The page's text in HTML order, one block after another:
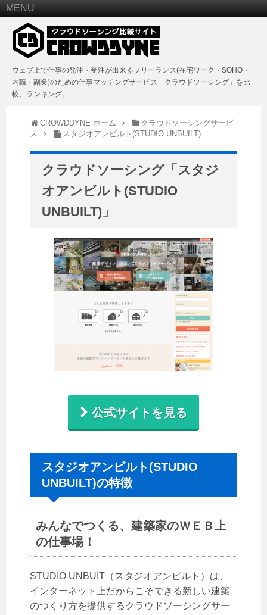
MENU
ウェブ上で仕事の発注・受注が出来るフリーランス(在宅ワーク・SOHO・
内職・副業)のための仕事マッチングサービス「クラウドソーシング」を比
較、ランキング。
CROWDDYNE ホーム
クラウドソーシングサービ
ス
スタジオアンビルト(STUDIO UNBUILT)
クラウドソーシング「スタジ
オアンビルト(STUDIO
UNBUILT)」
公式サイトを見る
スタジオアンビルト(STUDIO
UNBUILT)の特徴
みんなでつくる、建築家のＷＥＢ上
の仕事場！
STUDIO UNBUIT（スタジオアンビルト）は、
インターネット上だからこそできる新しい建築
のつくり方を提供するクラウドソーシングサー